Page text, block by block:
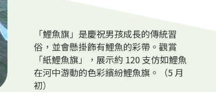
「鯉魚旗」是慶祝男孩成長的傳統習
俗，並會懸掛飾有鯉魚的彩帶。觀賞
「紙鯉魚旗」，展示約 120 支仿如鯉魚
在河中游動的色彩繽紛鯉魚旗。（5 月
初）